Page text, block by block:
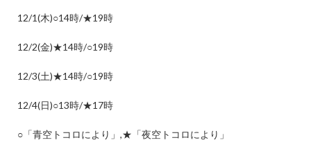
12/1(木)○14時/★19時
12/2(金)★14時/○19時
12/3(土)★14時/○19時
12/4(日)○13時/★17時
○ 「青空トコロにより」 ,★ 「夜空トコロにより」